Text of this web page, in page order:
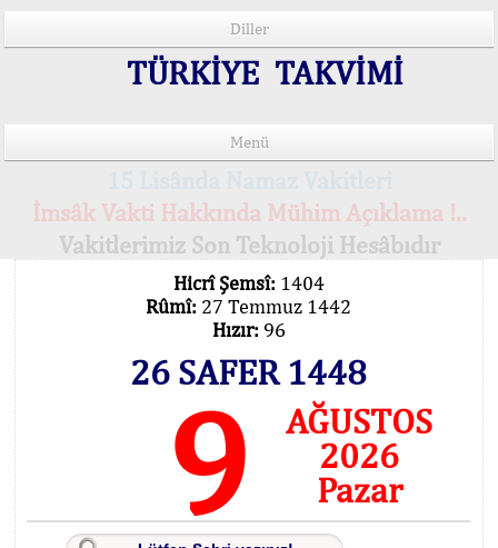
Diller
TÜRKİYE TAKVİMİ
Menü
İmsâk Vakti Hakkında Mühim Açıklama !..
Vakitlerimiz Son Teknoloji Hesâbıdır
Hicrî Şemsî: 1404
Rûmî: 27 Temmuz 1442
Hızır: 96
26 SAFER 1448
9
AĞUSTOS
2026
Pazar